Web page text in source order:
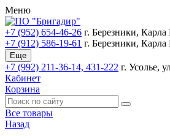
Меню
+7 (952) 654-46-26 г. Березники,
+7 (912) 586-19-61 г. Березники,
Еще
+7 (992) 211-36-14, 431-222 г. Усолье,
Кабинет
Корзина
Все товары
Назад